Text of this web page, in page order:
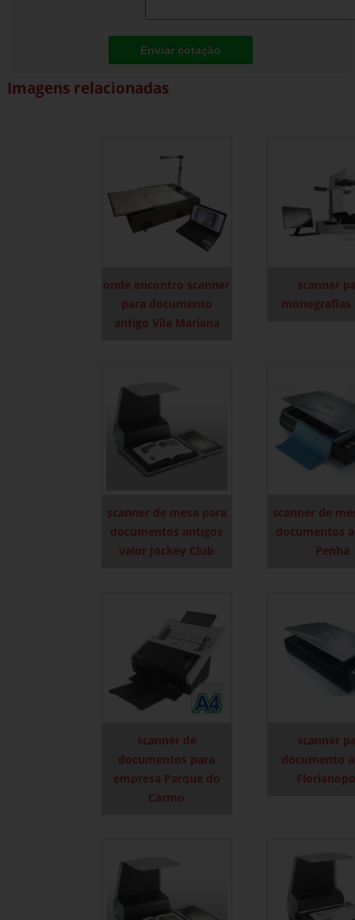
Enviar cotação
Imagens relacionadas
onde encontro scanner
para documento
antigo Vila Mariana
scanner
monografias
scanner de mesa para
documentos antigos
valor Jockey Club
scanner de
documentos
Penha
scanner de
documentos para
empresa Parque do
Carmo
scanner
documento